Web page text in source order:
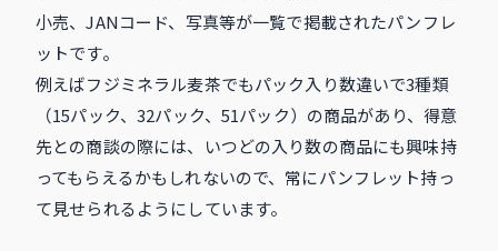
小売、JANコード、写真等が一覧で掲載されたパンフレ
ットです。
例えばフジミネラル麦茶でもパック入り数違いで3種類
（15パック、32パック、51パック）の商品があり、得意
先との商談の際には、いつどの入り数の商品にも興味持
ってもらえるかもしれないので、常にパンフレット持っ
て見せられるようにしています。